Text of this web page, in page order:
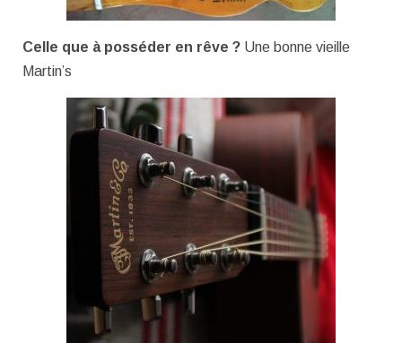
Celle que à posséder en rêve ? Une bonne vieille
Martin’s